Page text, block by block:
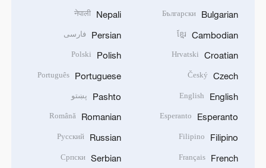
Bulgarian
Български
Cambodian
ខ្មែរ
Croatian
Hrvatski
Czech
Český
English
English
Esperanto
Esperanto
Filipino
Filipino
French
Français
Nepali
नेपाली
Persian فارسی
Polish
Polski
Portuguese
Português
Pashto پښتو
Romanian
Română
Russian
Русский
Serbian
Српски